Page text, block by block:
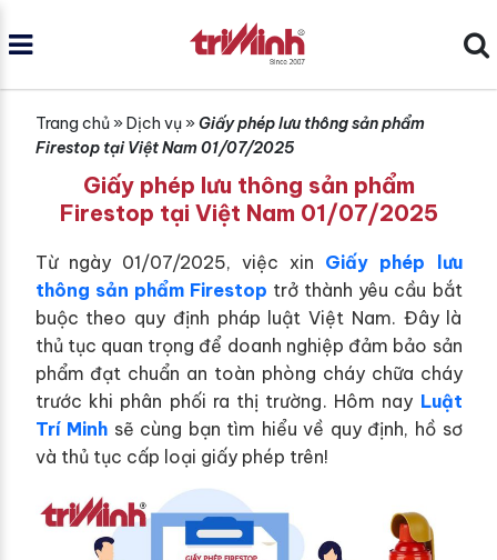
Trang chủ» Dịch vụ» Giấy phép lưu thông sản phẩm
Firestop tại Việt Nam 01/07/2025
Giấy phép lưu thông sản phẩm
Firestop tại Việt Nam 01/07/2025
Từ ngày 01/07/2025, việc xin Giấy phép lưu
thông sản phẩm Firestop trở thành yêu cầu bắt
buộc theo quy định pháp luật Việt Nam. Đây là
thủ tục quan trọng để doanh nghiệp đảm bảo sản
phẩm đạt chuẩn an toàn phòng cháy chữa cháy
trước khi phân phối ra thị trường. Hôm nay Luật
Trí Minh sẽ cùng bạn tìm hiểu về quy định, hồ sơ
và thủ tục cấp loại giấy phép trên!